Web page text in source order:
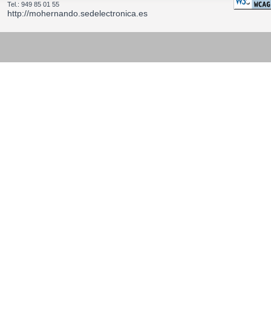
Tel.: 949 85 01 55
http://mohernando.sedelectronica.es